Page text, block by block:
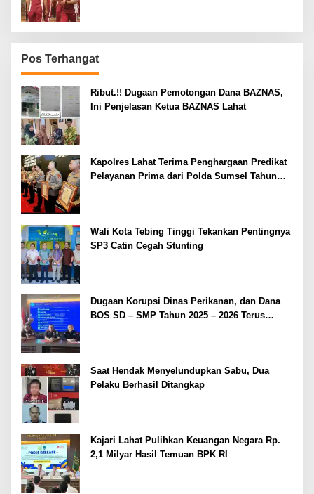
Pos Terhangat
Ribut.!! Dugaan Pemotongan Dana BAZNAS,
Ini Penjelasan Ketua BAZNAS Lahat
Kapolres Lahat Terima Penghargaan Predikat
Pelayanan Prima dari Polda Sumsel Tahun
Wali Kota Tebing Tinggi Tekankan Pentingnya
SP3 Catin Cegah Stunting
Dugaan Korupsi Dinas Perikanan, dan Dana
BOS SD – SMP Tahun 2025 – 2026 Terus
Saat Hendak Menyelundupkan Sabu, Dua
Pelaku Berhasil Ditangkap
Kajari Lahat Pulihkan Keuangan Negara Rp.
2,1 Milyar Hasil Temuan BPK RI